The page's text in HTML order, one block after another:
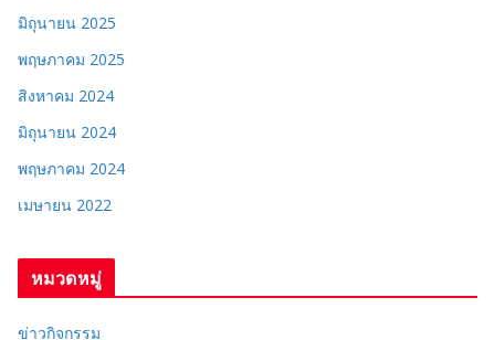
มิถุนายน 2025
พฤษภาคม 2025
สิงหาคม 2024
มิถุนายน 2024
พฤษภาคม 2024
เมษายน 2022
หมวดหมู่
ข่าวกิจกรรม